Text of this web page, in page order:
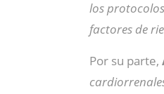
los
factores de
Por su parte,